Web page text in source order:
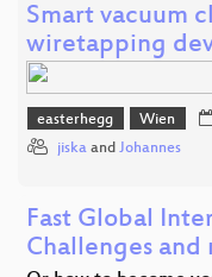
Smart vacuum
wiretapping
easterhegg Wien
jiska and Johannes
Fast Global
Challenges and